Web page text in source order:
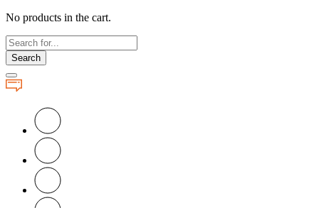
No products in the cart.
Search